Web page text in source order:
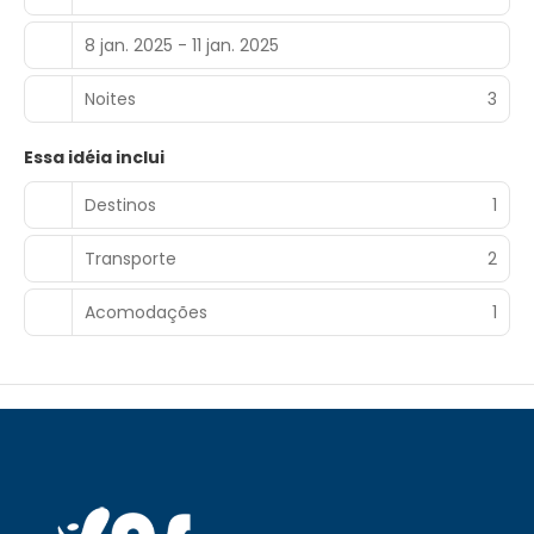
8 jan. 2025 - 11 jan. 2025
Noites 3
Essa idéia inclui
Destinos
1
Transporte 2
Acomodações 1